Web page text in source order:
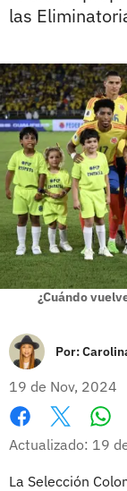
las
¿Cuándo
Por:
19 de Nov, 2024
Facebook
X
Actualizado: 19
La Selección